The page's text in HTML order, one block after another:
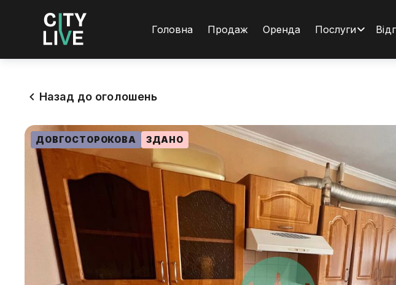
Головна Продаж Оренда Послуги
Назад до оголошень
ДОВГОСТОРОКОВА ЗДАНО